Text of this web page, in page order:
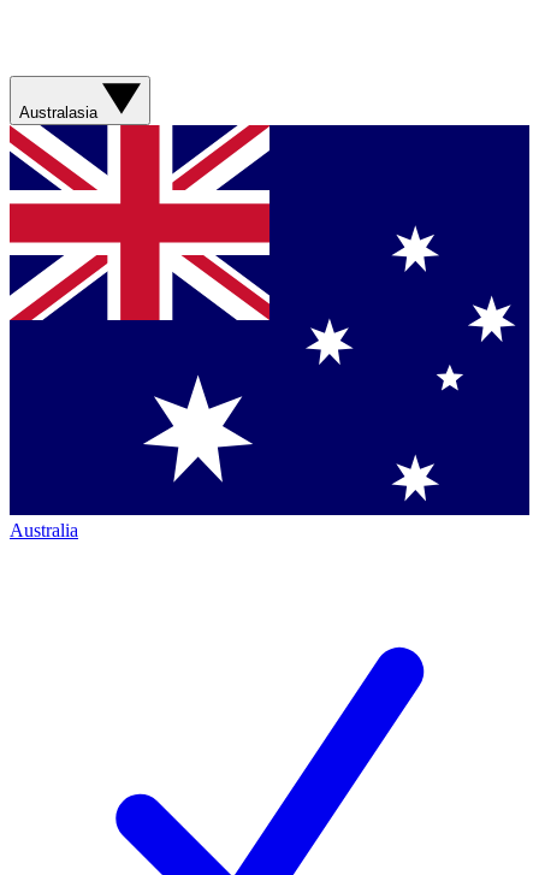
Australasia
Australia